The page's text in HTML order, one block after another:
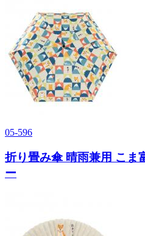
05-596
折り畳み傘 晴雨兼用 こま
ー